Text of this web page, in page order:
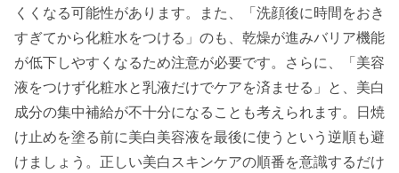
くくなる可能性があります。また、「洗顔後に時間をおき
すぎてから化粧水をつける」のも、乾燥が進みバリア機能
が低下しやすくなるため注意が必要です。さらに、「美容
液をつけず化粧水と乳液だけでケアを済ませる」と、美白
成分の集中補給が不十分になることも考えられます。日焼
け止めを塗る前に美白美容液を最後に使うという逆順も避
けましょう。正しい美白スキンケアの順番を意識するだけ